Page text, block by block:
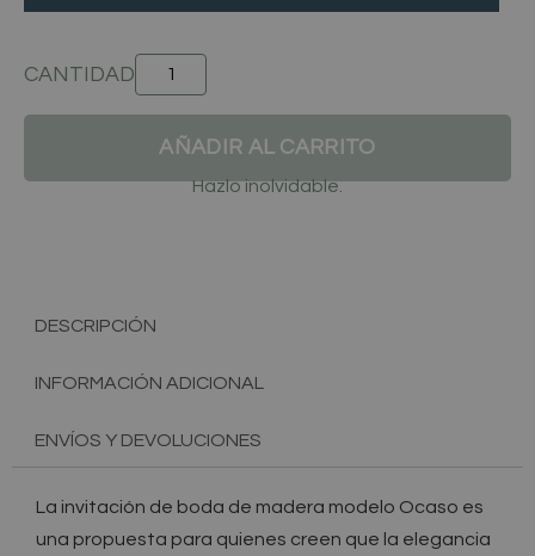
AÑADIR AL CARRITO
Hazlo inolvidable.
DESCRIPCIÓN
INFORMACIÓN ADICIONAL
ENVÍOS Y DEVOLUCIONES
La invitación de boda de madera modelo Ocaso es
una propuesta para quienes creen que la elegancia